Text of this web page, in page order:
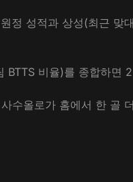
정 성적과 상성(최근
비율)를 종합하면
수올로가 홈에서 한 골